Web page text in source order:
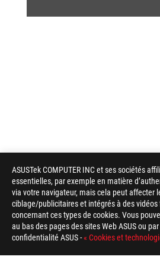
ASUSTek COMPUTER INC et ses sociétés
essentielles, par exemple en matière
via votre navigateur, mais cela peut affecter
ciblage/publicitaires et intégrés à des
concernant ces types de cookies. Vous
au bas des pages des sites Web ASUS ou
confidentialité ASUS -« Cookies et
ASUS
Footer
> GAMING